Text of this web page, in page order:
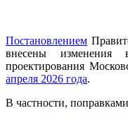
Постановлением
внесены
проектирования
апреля 2026 года.
В частности,